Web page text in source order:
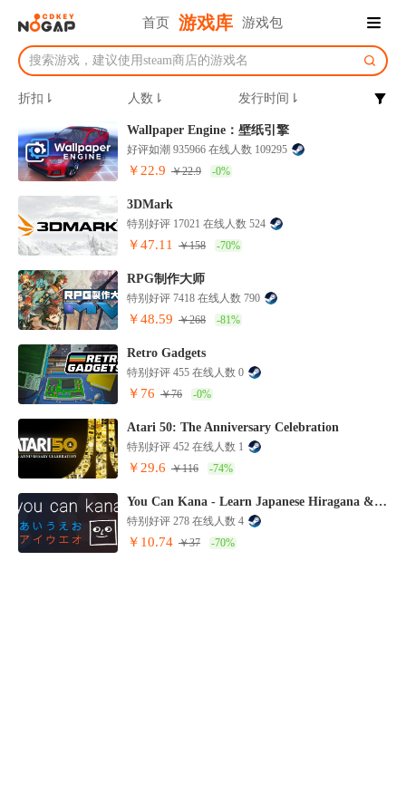
首页 游戏库 游戏包
折扣⇂ 人数⇂ 发行时间⇂
Wallpaper Engine：壁纸引擎
好评如潮 935966 在线人数 109295
￥22.9 ￥22.9 -0%
3DMark
特别好评 17021 在线人数 524
￥47.11 ￥158 -70%
RPG制作大师
特别好评 7418 在线人数 790
￥48.59 ￥268 -81%
Retro Gadgets
特别好评 455 在线人数 0
￥76 ￥76 -0%
Atari 50: The Anniversary Celebration
特别好评 452 在线人数 1
￥29.6 ￥116 -74%
You Can Kana - Learn Japanese Hiragana & Katakana
特别好评 278 在线人数 4
￥10.74 ￥37 -70%